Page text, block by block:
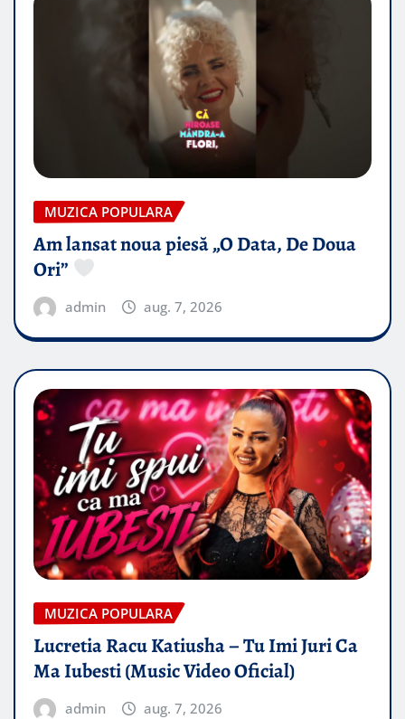
MUZICA POPULARA
Am lansat noua piesă „O Data, De Doua
Ori”
admin aug. 7, 2026
MUZICA POPULARA
Lucretia Racu Katiusha – Tu Imi Juri Ca
Ma Iubesti (Music Video Oficial)
admin aug. 7, 2026